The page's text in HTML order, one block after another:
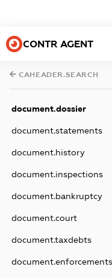
CONTR AGENT
CAHEADER.SEARCH
document.dossier
document.statements
document.history
document.inspections
document.bankruptcy
document.court
document.taxdebts
document.enforcements